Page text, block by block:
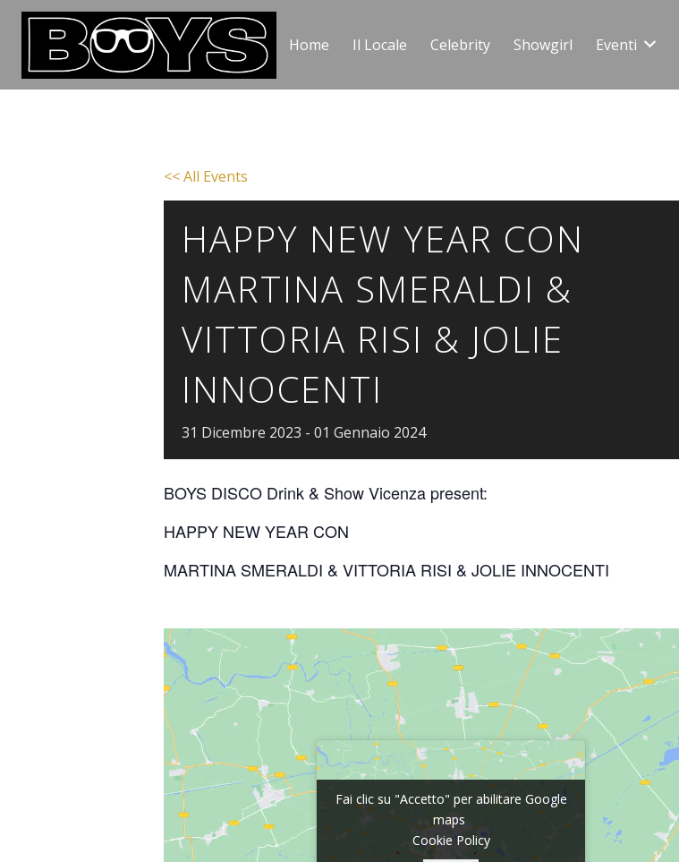
Home Il Locale Celebrity Showgirl Eventi
<< All Events
HAPPY NEW YEAR CON
MARTINA SMERALDI &
VITTORIA RISI & JOLIE
INNOCENTI
31 Dicembre 2023 - 01 Gennaio 2024
BOYS DISCO Drink & Show Vicenza present:
HAPPY NEW YEAR CON
MARTINA SMERALDI & VITTORIA RISI & JOLIE INNOCENTI
Fai clic su "Accetto" per abilitare Google
maps
Cookie Policy
Fai clic su "Accetto" per abilitare Google
maps
Cookie Policy